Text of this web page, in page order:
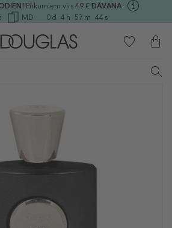
Pirkumiem virs 49 € DĀVANA
MD 0 d 4 h 57 m 44 s